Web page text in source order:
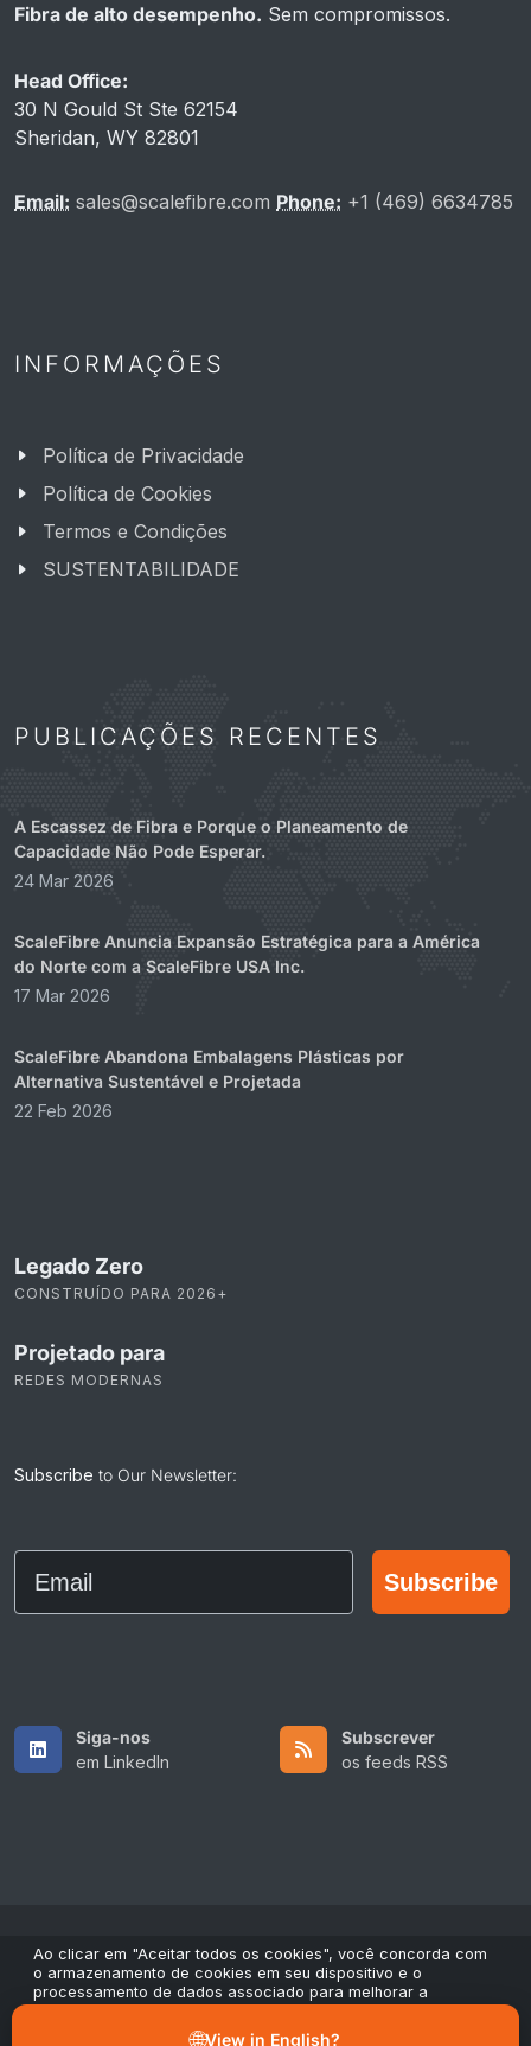
Fibra de alto desempenho. Sem compromissos.
Head Office:
30 N Gould St Ste 62154
Sheridan, WY 82801
Email: sales@scalefibre.com Phone: +1 (469) 6634785
INFORMAÇÕES
Política de Privacidade
Política de Cookies
Termos e Condições
SUSTENTABILIDADE
PUBLICAÇÕES RECENTES
A Escassez de Fibra e Porque o Planeamento de
Capacidade Não Pode Esperar.
24 Mar 2026
ScaleFibre Anuncia Expansão Estratégica para a América
do Norte com a ScaleFibre USA Inc.
17 Mar 2026
ScaleFibre Abandona Embalagens Plásticas por
Alternativa Sustentável e Projetada
22 Feb 2026
Legado Zero
CONSTRUÍDO PARA 2026+
Projetado para
REDES MODERNAS
Subscribe to Our Newsletter:
Email
Subscribe
Siga-nos
em LinkedIn
Subscrever
os feeds RSS
Copyright © 2026 All Rights Reserved by ScaleFibre USA Inc..
Termos e Condições / Política de Privacidade /
Marcas comerciais
Ao clicar em "Aceitar todos os cookies", você concorda com
o armazenamento de cookies em seu dispositivo e o
processamento de dados associado para melhorar a
nossos esforços de marketing e desempenho. Você pode
🌐View in English?